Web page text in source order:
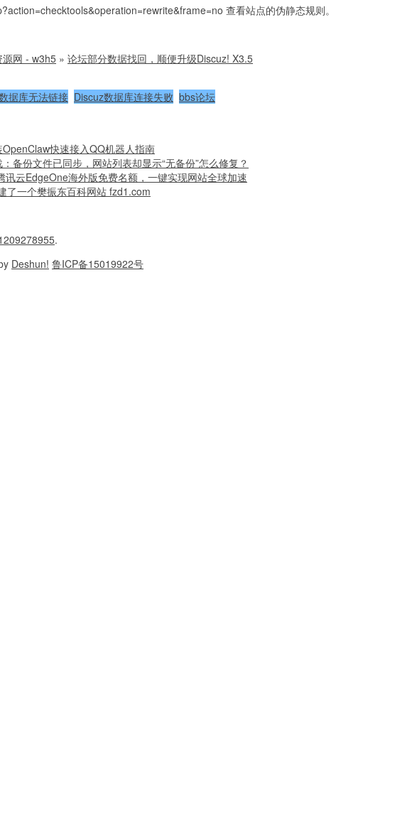
查看站点的伪静态规则。
源网 - w3h5 » 论坛部分数据找回，顺便升级Discuz! X3.5
据库无法链接 Discuz数据库连接失败 bbs论坛
快速接入QQ机器人指南
备份文件已同步，网站列表却显示“无备份”怎么修复？
讯云EdgeOne海外版免费名额，一键实现网站全球加速
了一个樊振东百科网站 fzd1.com
.
Deshun! 鲁ICP备15019922号